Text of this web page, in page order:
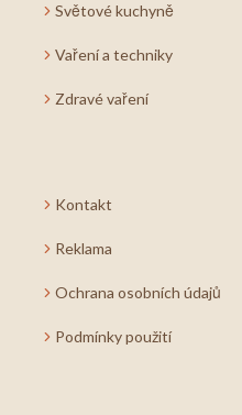
Světové kuchyně
Vaření a techniky
Zdravé vaření
Kontakt
Reklama
Ochrana osobních údajů
Podmínky použití